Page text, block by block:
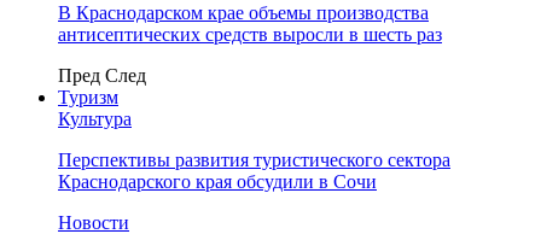
В Краснодарском крае объемы производства
антисептических средств выросли в шесть раз
Пред След
Туризм
Культура
Перспективы развития туристического сектора
Краснодарского края обсудили в Сочи
Новости